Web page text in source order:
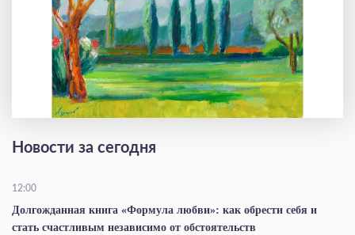
Новости за сегодня
12:00
Долгожданная книга «Формула любви»: как обрести себя и
стать счастливым независимо от обстоятельств